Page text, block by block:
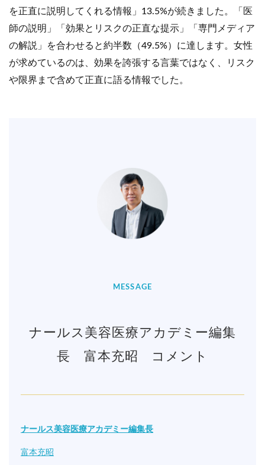
を正直に説明してくれる情報」13.5%が続きました。「医
師の説明」「効果とリスクの正直な提示」「専門メディア
の解説」を合わせると約半数（49.5%）に達します。女性
が求めているのは、効果を誇張する言葉ではなく、リスク
や限界まで含めて正直に語る情報でした。
MESSAGE
ナールス美容医療アカデミー編集
長 富本充昭 コメント
ナールス美容医療アカデミー編集長
富本充昭